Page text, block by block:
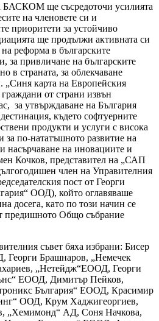
БАСКОМ ще съсредоточи усилията
на членовете си и
приоритети за устойчиво
ще продължи активната си
реформа в българските
за привличане на българските
в страната, за облекчаване
„Синя карта на Европейския
от страни извън
за утвърждаване на България
където софтуерните
продукти и услуги с висока
за по-нататъшното развитие на
насърчаване на иновациите и
Кочков, представител на „САП
член на Управителния
пост от Георги
ООД), който оглавяваше
досега, като по този начин се
предишното Общо събрание
съвет бяха избрани: Бисер
Георги Брашнаров, „Немечек
„Нетейдж“ЕООД, Георги
ЕООД, Димитър Пейков,
България“ ЕООД, Красимир
ООД, Крум Хаджигеоргиев,
„Хемимонд“ АД, Соня Начкова,